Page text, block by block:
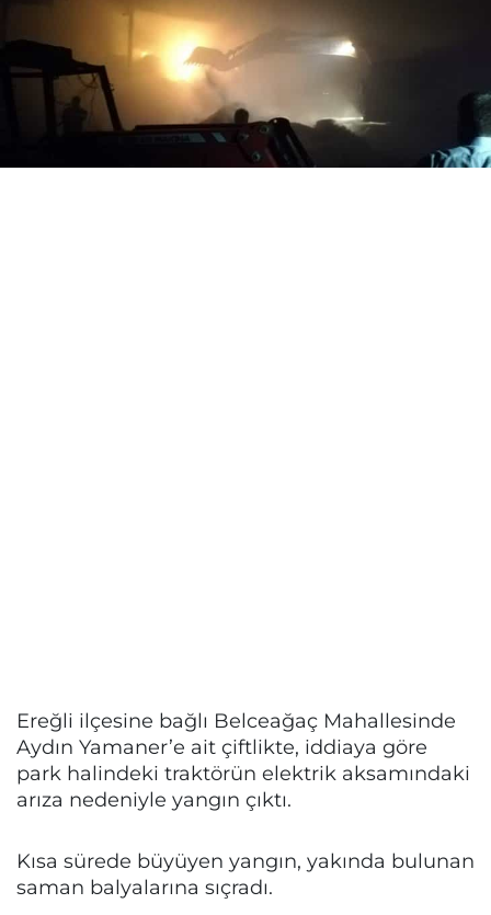
Ereğli ilçesine bağlı Belceağaç Mahallesinde
Aydın Yamaner’e ait çiftlikte, iddiaya göre
park halindeki traktörün elektrik aksamındaki
arıza nedeniyle yangın çıktı.
Kısa sürede büyüyen yangın, yakında bulunan
saman balyalarına sıçradı.